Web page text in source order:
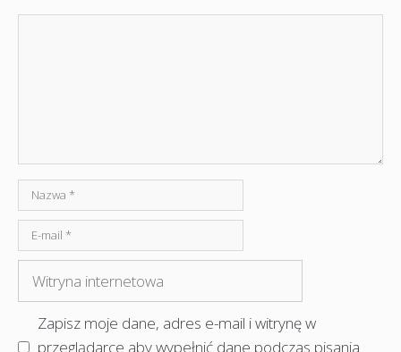
Nazwa
mail
internetowa
Zapisz moje dane, adres e-mail i witrynę w
przeglądarce aby wypełnić dane podczas pisania